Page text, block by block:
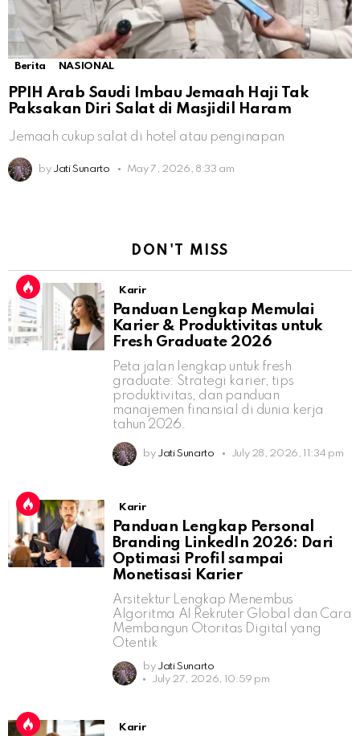
Berita NASIONAL
PPIH Arab Saudi Imbau Jemaah Haji Tak
Paksakan Diri Salat di Masjidil Haram
Jemaah cukup salat di hotel atau penginapan
by Jati Sunarto May 7, 2026, 8:33 am
DON'T MISS
Karir
Panduan Lengkap Memulai
Karier & Produktivitas untuk
Fresh Graduate 2026
Peta jalan lengkap untuk fresh
graduate: Strategi karier, tips
produktivitas, dan panduan
manajemen finansial di dunia kerja
tahun 2026.
by Jati Sunarto July 28, 2026, 11:34 pm
Karir
Panduan Lengkap Personal
Branding LinkedIn 2026: Dari
Optimasi Profil sampai
Monetisasi Karier
Arsitektur Lengkap Menembus
Algoritma AI Rekruter Global dan Cara
Membangun Otoritas Digital yang
Otentik
by Jati Sunarto
July 27, 2026, 10:59 pm
Karir